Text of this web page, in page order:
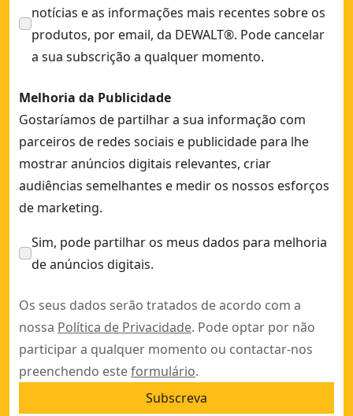
notícias e as informações mais recentes sobre os
produtos, por email, da DEWALT®. Pode cancelar
a sua subscrição a qualquer momento.
Melhoria da Publicidade
Gostaríamos de partilhar a sua informação com
parceiros de redes sociais e publicidade para lhe
mostrar anúncios digitais relevantes, criar
audiências semelhantes e medir os nossos esforços
de marketing.
Sim, pode partilhar os meus dados para melhoria
de anúncios digitais.
Os seus dados serão tratados de acordo com a
nossa Política de Privacidade. Pode optar por não
participar a qualquer momento ou contactar-nos
preenchendo esteformulário.
Subscreva